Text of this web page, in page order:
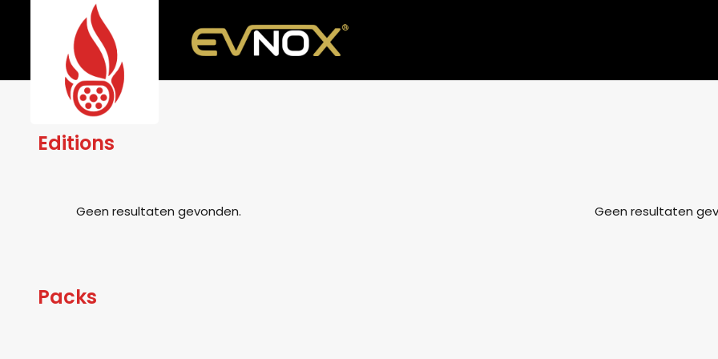
Editions
Geen resultaten gevonden. Geen resultaten
Packs